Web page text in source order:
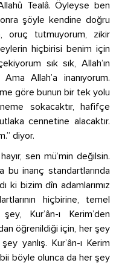
Tealâ. Öyleyse ben
şöyle kendine doğru
oruç tutmuyorum, zikir
hiçbirisi benim için
sık sık, Allah’ın
Allah’a inanıyorum.
göre bunun bir tek yolu
sokacaktır, hafifçe
cennetine alacaktır.
diyor.
sen mü’min değilsin.
bu inanç standartlarında
ki bizim dîn adamlarımız
hiçbirine, temel
Kur’ân-ı Kerim’den
öğrenildiği için, her şey
yanlış. Kur’ân-ı Kerim
böyle olunca da her şey